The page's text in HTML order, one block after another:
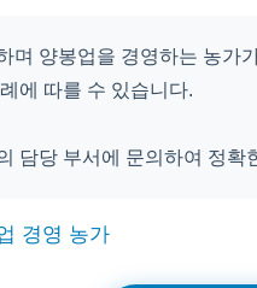
며 양봉업을 경영하는 농가
에 따를 수 있습니다.
담당 부서에 문의하여 정확
경영 농가